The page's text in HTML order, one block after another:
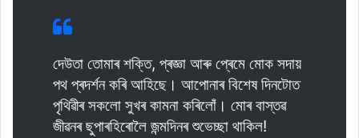
দেউতা তোমাৰ শক্তি, প্ৰজ্ঞা আৰু প্ৰেমে মোক সদায়
পথ প্ৰদৰ্শন কৰি আহিছে। আপোনাৰ বিশেষ দিনটোত
পৃথিৱীৰ সকলো সুখৰ কামনা কৰিলোঁ। মোৰ বাস্তৱ
জীৱনৰ ছুপাৰহিৰোলৈ জন্মদিনৰ শুভেচ্ছা থাকিল!